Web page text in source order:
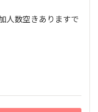
人数空きありますで